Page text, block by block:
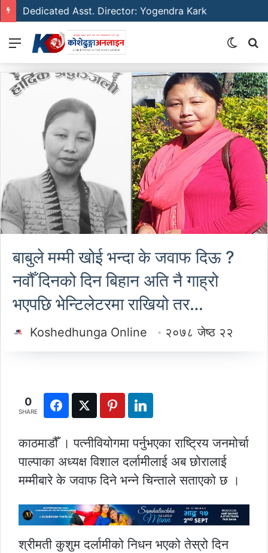
Emerging Film Writer: Sunil Neure
Menu
Switch
बाबुले मम्मी खोई भन्दा के जवाफ दिऊ ?
नवौँ दिनको दिन बिहान अति नै गाह्रो
भएपछि भेन्टिलेटरमा राखियो तर…
Koshedhunga Online २०७८ जेष्ठ २२
0
SHARE
काठमाडौँ । पत्नीवियोगमा पर्नुभएका राष्ट्रिय जनमोर्चा
पाल्पाका अध्यक्ष विशाल दर्लामीलाई अब छोरालाई
मम्मीबारे के जवाफ दिने भन्ने चिन्ताले सताएको छ ।
श्रीमती कुशुम दर्लामीको निधन भएको तेस्रो दिन